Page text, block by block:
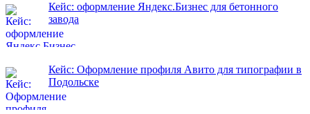
Кейс: оформление Яндекс.Бизнес для бетонного
завода
Кейс: Оформление профиля Авито для типографии в
Подольске